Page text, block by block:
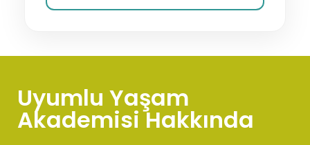
Uyumlu Yaşam
Akademisi Hakkında